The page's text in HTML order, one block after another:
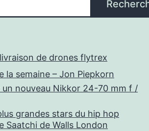
de drones flytrex
la semaine – Jon Piepkorn
nouveau Nikkor 24-70 mm f /
grandes stars du hip hop
Saatchi de Walls London